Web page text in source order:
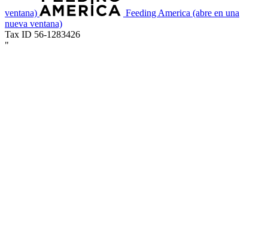
ventana) Feeding America (abre en una
nueva ventana)
Tax ID 56-1283426
"